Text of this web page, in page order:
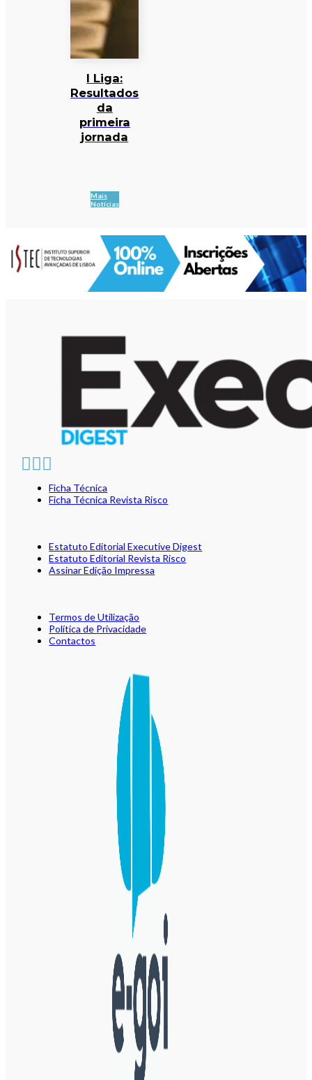
I Liga:
Resultados
da
primeira
jornada
Mais
Notícias
Ficha Técnica
Ficha Técnica Revista Risco
Estatuto Editorial Executive Digest
Estatuto Editorial Revista Risco
Assinar Edição Impressa
Termos de Utilização
Política de Privacidade
Contactos